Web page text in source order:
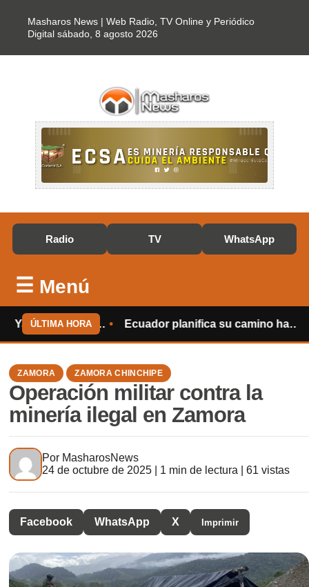
Masharos News | Web Radio, TV Online y Periódico
Digital sábado, 8 agosto 2026
Radio TV WhatsApp
☰
ÚLTIMA HORA
Piuntza – Cambana Ecuador planifica su camino hacia el Mundial de 2030 Centinela
ZAMORA ZAMORA CHINCHIPE
Operación militar contra la
minería ilegal en Zamora
Por MasharosNews
24 de octubre de 2025 | 1 min de lectura | 61 vistas
Facebook WhatsApp X Imprimir